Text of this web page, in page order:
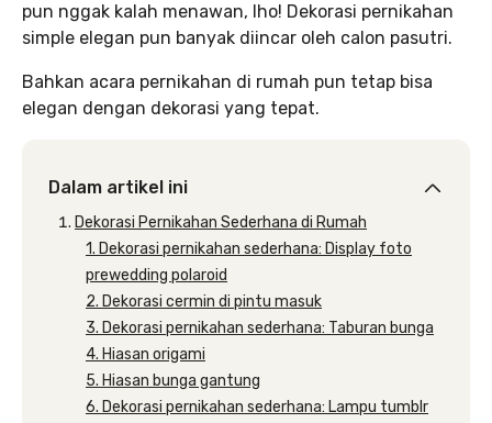
pun nggak kalah menawan, lho! Dekorasi pernikahan
simple elegan pun banyak diincar oleh calon pasutri.
Bahkan acara pernikahan di rumah pun tetap bisa
elegan dengan dekorasi yang tepat.
Dalam artikel ini
Dekorasi Pernikahan Sederhana di Rumah
1. Dekorasi pernikahan sederhana: Display foto
prewedding polaroid
2. Dekorasi cermin di pintu masuk
3. Dekorasi pernikahan sederhana: Taburan bunga
4. Hiasan origami
5. Hiasan bunga gantung
6. Dekorasi pernikahan sederhana: Lampu tumblr